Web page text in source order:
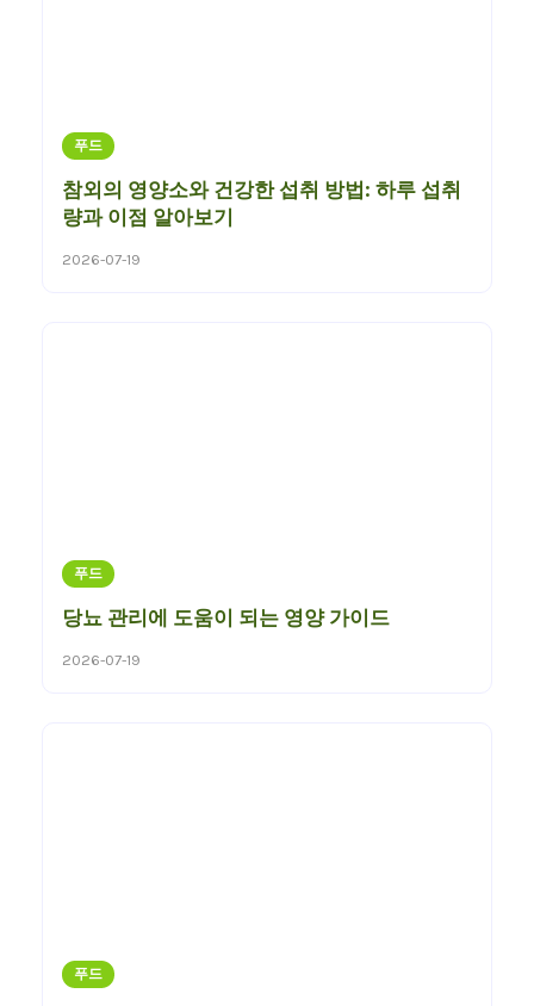
푸드
참외의 영양소와 건강한 섭취 방법: 하루 섭취
량과 이점 알아보기
2026-07-19
푸드
당뇨 관리에 도움이 되는 영양 가이드
2026-07-19
푸드